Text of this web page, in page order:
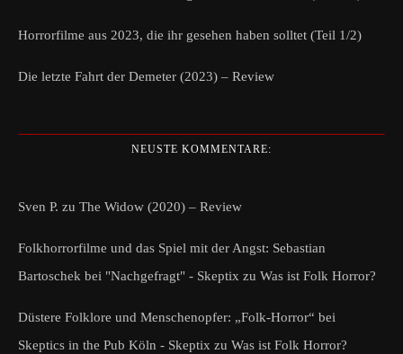
Horrorfilme aus 2023, die ihr gesehen haben solltet (Teil 1/2)
Die letzte Fahrt der Demeter (2023) – Review
NEUSTE KOMMENTARE:
Sven P. zu The Widow (2020) – Review
Folkhorrorfilme und das Spiel mit der Angst: Sebastian
Bartoschek bei "Nachgefragt" - Skeptix zu Was ist Folk Horror?
Düstere Folklore und Menschenopfer: „Folk-Horror“ bei
Skeptics in the Pub Köln - Skeptix zu Was ist Folk Horror?